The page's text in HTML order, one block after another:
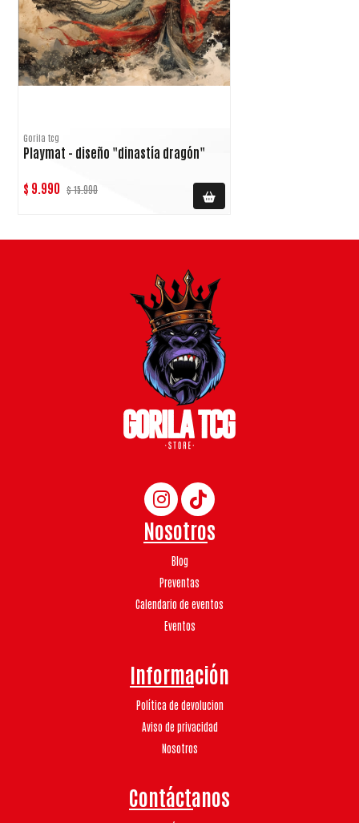
Gorila tcg
Playmat - diseño "dinastía dragón"
$ 9.990 $ 15.990
Nosotros
Blog
Preventas
Calendario de eventos
Eventos
Información
Política de devolucion
Aviso de privacidad
Nosotros
Contáctanos